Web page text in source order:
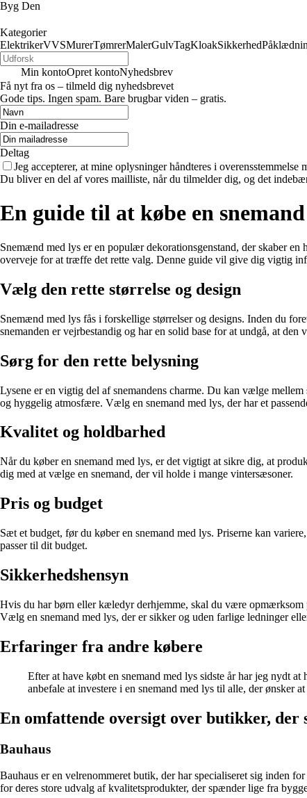
Byg Den
Kategorier
ElektrikerVVSMurerTømrerMalerGulvTagKloakSikkerhed
Min kontoOpret kontoNyhedsbrev
Få nyt fra os – tilmeld dig nyhedsbrevet
Gode tips. Ingen spam. Bare brugbar viden – gratis.
Din e-mailadresse
Deltag
Jeg accepterer, at mine oplysninger håndteres i overensstemmelse
Du bliver en del af vores mailliste, når du tilmelder dig, og det
En guide til at købe en
Snemænd med lys er en populær dekorationsgenstand, der skaber
overveje for at træffe det rette valg. Denne guide vil give dig vigtig
Vælg den rette størrelse og design
Snemænd med lys fås i forskellige størrelser og designs. Inden du
snemanden er vejrbestandig og har en solid base for at undgå, at
Sørg for den rette belysning
Lysene er en vigtig del af snemandens charme. Du kan vælge
og hyggelig atmosfære. Vælg en snemand med lys, der har et
Kvalitet og holdbarhed
Når du køber en snemand med lys, er det vigtigt at sikre dig, at
dig med at vælge en snemand, der vil holde i mange vintersæsoner.
Pris og budget
Sæt et budget, før du køber en snemand med lys. Priserne kan
passer til dit budget.
Sikkerhedshensyn
Hvis du har børn eller kæledyr derhjemme, skal du være opmærksom
Vælg en snemand med lys, der er sikker og uden farlige ledninger
Erfaringer fra andre købere
Efter at have købt en snemand med lys sidste år har jeg nydt
anbefale at investere i en snemand med lys til alle, der ønsker
En omfattende oversigt over butikker, der
Bauhaus
Bauhaus er en velrenommeret butik, der har specialiseret sig inden
for deres store udvalg af kvalitetsprodukter, der spænder lige fra